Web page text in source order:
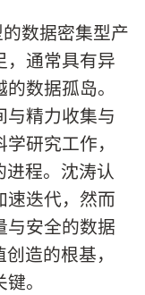
数据密集型产
，通常具有异
数据孤岛。
精力收集与
研究工作，
程。沈涛认
速迭代，然而
与安全的数据
造的根基，
。